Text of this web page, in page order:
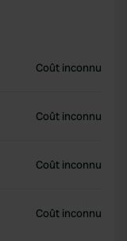
Coût inconnu
Coût inconnu
Coût inconnu
Coût inconnu